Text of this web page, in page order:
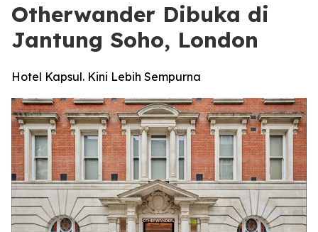
Otherwander Dibuka di
Jantung Soho, London
Hotel Kapsul. Kini Lebih Sempurna